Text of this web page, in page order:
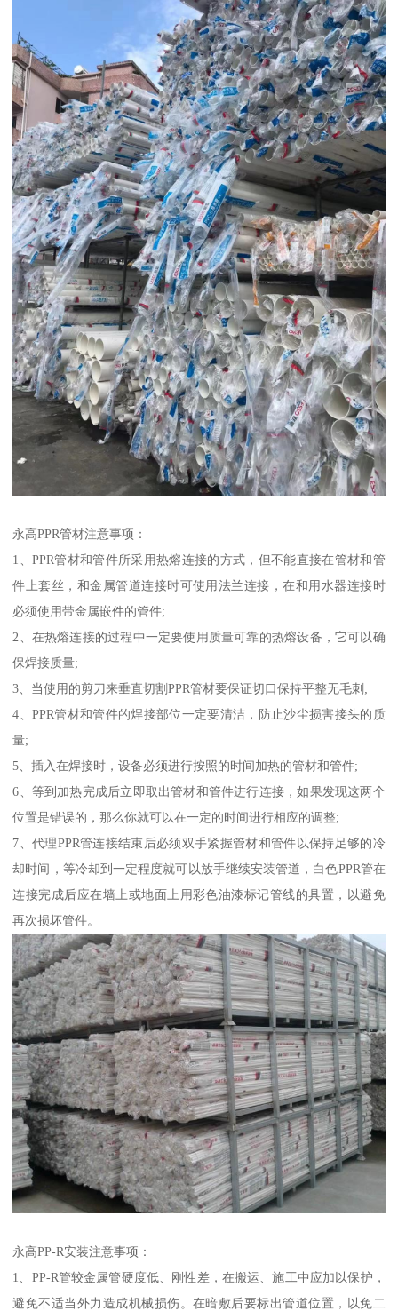
永高PPR管材注意事项：
1、PPR管材和管件所采用热熔连接的方式，但不能直接在管材和管
件上套丝，和金属管道连接时可使用法兰连接，在和用水器连接时
必须使用带金属嵌件的管件;
2、在热熔连接的过程中一定要使用质量可靠的热熔设备，它可以确
保焊接质量;
3、当使用的剪刀来垂直切割PPR管材要保证切口保持平整无毛刺;
4、PPR管材和管件的焊接部位一定要清洁，防止沙尘损害接头的质
量;
5、插入在焊接时，设备必须进行按照的时间加热的管材和管件;
6、等到加热完成后立即取出管材和管件进行连接，如果发现这两个
位置是错误的，那么你就可以在一定的时间进行相应的调整;
7、代理PPR管连接结束后必须双手紧握管材和管件以保持足够的冷
却时间，等冷却到一定程度就可以放手继续安装管道，白色PPR管在
连接完成后应在墙上或地面上用彩色油漆标记管线的具置，以避免
再次损坏管件。
永高PP-R安装注意事项：
1、PP-R管较金属管硬度低、刚性差，在搬运、施工中应加以保护，
避免不适当外力造成机械损伤。在暗敷后要标出管道位置，以免二